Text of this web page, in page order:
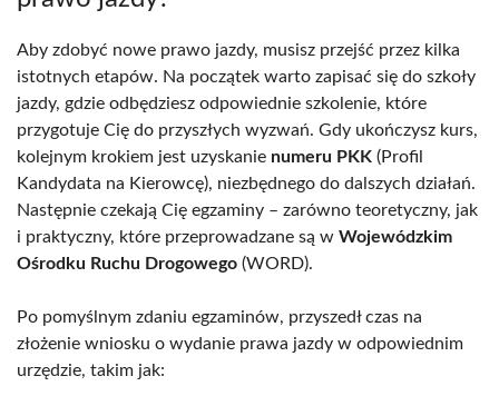
Aby zdobyć nowe prawo jazdy, musisz przejść przez kilka
istotnych etapów. Na początek warto zapisać się do szkoły
jazdy, gdzie odbędziesz odpowiednie szkolenie, które
przygotuje Cię do przyszłych wyzwań. Gdy ukończysz kurs,
kolejnym krokiem jest uzyskanie numeru PKK (Profil
Kandydata na Kierowcę), niezbędnego do dalszych działań.
Następnie czekają Cię egzaminy – zarówno teoretyczny, jak
i praktyczny, które przeprowadzane są w Wojewódzkim
Ośrodku Ruchu Drogowego (WORD).
Po pomyślnym zdaniu egzaminów, przyszedł czas na
złożenie wniosku o wydanie prawa jazdy w odpowiednim
urzędzie, takim jak: